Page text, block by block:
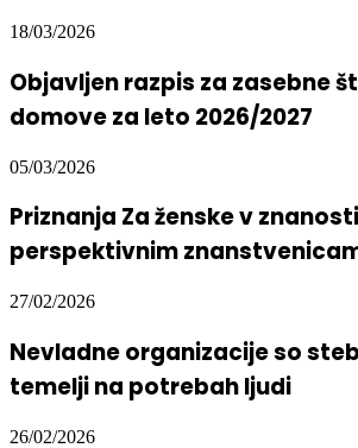
18/03/2026
Objavljen razpis za zasebne
domove za leto 2026/2027
05/03/2026
Priznanja Za ženske v
perspektivnim
27/02/2026
Nevladne organizacije so
temelji na potrebah ljudi
26/02/2026